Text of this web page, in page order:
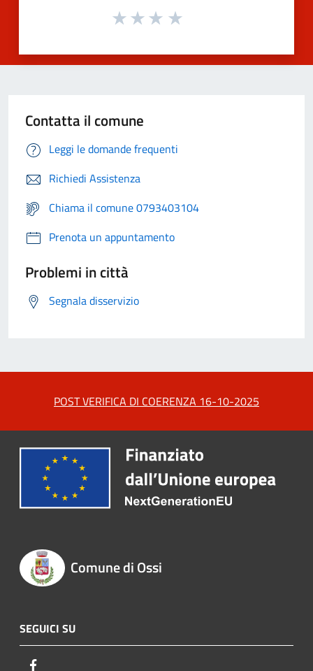
Contatta il comune
Leggi le domande frequenti
Richiedi Assistenza
Chiama il comune 0793403104
Prenota un appuntamento
Problemi in città
Segnala disservizio
POST VERIFICA DI COERENZA 16-10-2025
Comune di Ossi
SEGUICI SU